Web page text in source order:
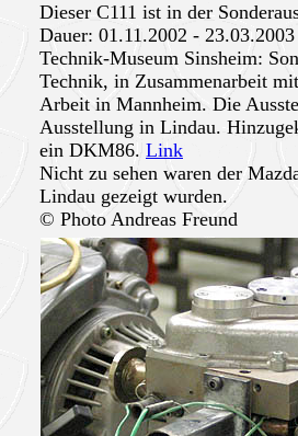
Dieser C111 ist in der
Dauer: 01.11.2002 - 23.03.2003
Technik-Museum Sinsheim:
Technik, in Zusammenarbeit
Arbeit in Mannheim. Die
Ausstellung in Lindau.
ein DKM86. Link
Nicht zu sehen waren der
Lindau gezeigt wurden.
© Photo Andreas Freund